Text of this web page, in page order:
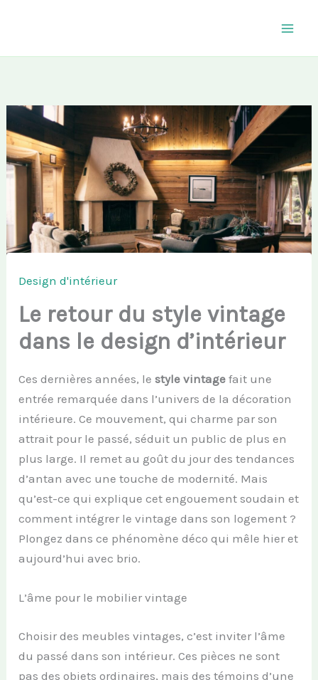
Design d'intérieur
Le retour du style vintage
dans le design d’intérieur
Ces dernières années, lestyle vintage fait une
entrée remarquée dans l’univers de la décoration
intérieure. Ce mouvement, qui charme par son
attrait pour le passé, séduit un public de plus en
plus large. Il remet au goût du jour des tendances
d’antan avec une touche de modernité. Mais
qu’est-ce qui explique cet engouement soudain et
comment intégrer le vintage dans son logement ?
Plongez dans ce phénomène déco qui mêle hier et
aujourd’hui avec brio.
L’âme pour le mobilier vintage
Choisir des meubles vintages, c’est inviter l’âme
du passé dans son intérieur. Ces pièces ne sont
pas des objets ordinaires, mais des témoins d’une